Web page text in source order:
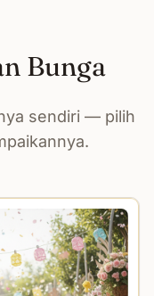
Bunga
sendiri — pilih